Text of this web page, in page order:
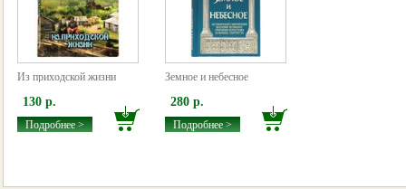
Из приходской жизни
130 р.
Подробнее >
Земное и небесное
280 р.
Подробнее >